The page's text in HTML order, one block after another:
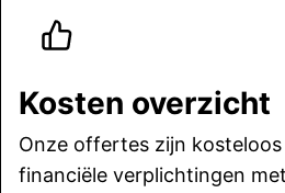
Kosten overzicht
Onze offertes zijn
financiële verplichtingen